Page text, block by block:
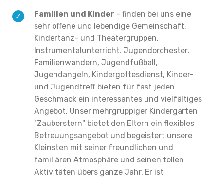
Familien und Kinder - finden bei uns eine
sehr offene und lebendige Gemeinschaft.
Kindertanz- und Theatergruppen,
Instrumentalunterricht, Jugendorchester,
Familienwandern, Jugendfußball,
Jugendangeln, Kindergottesdienst, Kinder-
und Jugendtreff bieten für fast jeden
Geschmack ein interessantes und vielfältiges
Angebot. Unser mehrgruppiger Kindergarten
"Zauberstern" bietet den Eltern ein flexibles
Betreuungsangebot und begeistert unsere
Kleinsten mit seiner freundlichen und
familiären Atmosphäre und seinen tollen
Aktivitäten übers ganze Jahr. Er ist